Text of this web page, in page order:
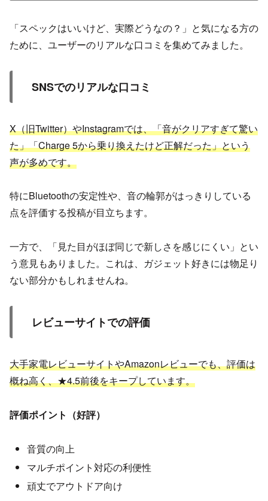
「スペックはいいけど、実際どうなの？」と気になる方の
ために、ユーザーのリアルな口コミを集めてみました。
SNSでのリアルな口コミ
X（旧Twitter）やInstagramでは、「音がクリアすぎて驚い
た」「Charge 5から乗り換えたけど正解だった」という
声が多めです。
特にBluetoothの安定性や、音の輪郭がはっきりしている
点を評価する投稿が目立ちます。
一方で、「見た目がほぼ同じで新しさを感じにくい」とい
う意見もありました。これは、ガジェット好きには物足り
ない部分かもしれませんね。
レビューサイトでの評価
大手家電レビューサイトやAmazonレビューでも、評価は
概ね高く、★4.5前後をキープしています。
評価ポイント（好評）
音質の向上
マルチポイント対応の利便性
頑丈でアウトドア向け